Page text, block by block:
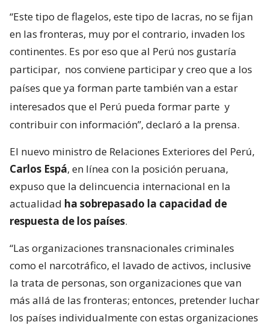
“Este tipo de flagelos, este tipo de lacras, no se fijan
en las fronteras, muy por el contrario, invaden los
continentes. Es por eso que al Perú nos gustaría
participar, nos conviene participar y creo que a los
países que ya forman parte también van a estar
interesados que el Perú pueda formar parte y
contribuir con información”, declaró a la prensa.
El nuevo ministro de Relaciones Exteriores del Perú,
Carlos Espá, en línea con la posición peruana,
expuso que la delincuencia internacional en la
actualidad ha sobrepasado la capacidad de
respuesta de los países.
“Las organizaciones transnacionales criminales
como el narcotráfico, el lavado de activos, inclusive
la trata de personas, son organizaciones que van
más allá de las fronteras; entonces, pretender luchar
los países individualmente con estas organizaciones